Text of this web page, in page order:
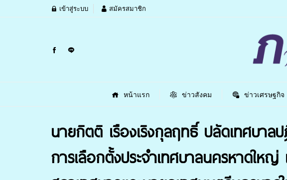
เข้าสู่ระบบ สมัครสมาชิก
หน้าแรก ข่าวสังคม ข่าวเศรษฐกิจ
นายกิตติ เรืองเริงกุลฤทธิ์ ปลัดเทศบา
การเลือกตั้งประจำเทศบาลนครหาดให